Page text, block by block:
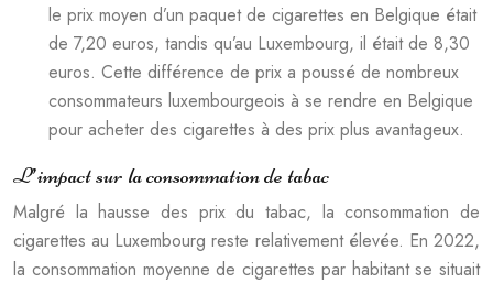
le prix moyen d’un paquet de cigarettes en Belgique était
de 7,20 euros, tandis qu’au Luxembourg, il était de 8,30
euros. Cette différence de prix a poussé de nombreux
consommateurs luxembourgeois à se rendre en Belgique
pour acheter des cigarettes à des prix plus avantageux.
L’impact sur la consommation de tabac
Malgré la hausse des prix du tabac, la consommation de
cigarettes au Luxembourg reste relativement élevée. En 2022,
la consommation moyenne de cigarettes par habitant se situait